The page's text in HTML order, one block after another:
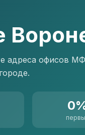
адреса офисов